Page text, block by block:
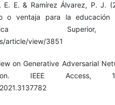
E. E. & Ramírez Álvarez, P. J.
o ventaja para la educación
article/view/3851
on Generative Adversarial
IEEE Access,